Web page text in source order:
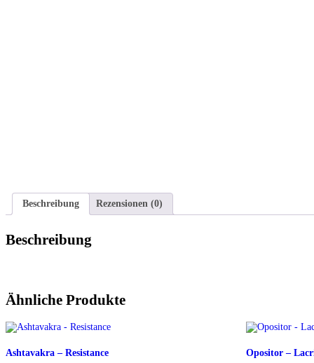
Beschreibung
Rezensionen (0)
Beschreibung
Ähnliche Produkte
Ashtavakra – Resistance Opositor –